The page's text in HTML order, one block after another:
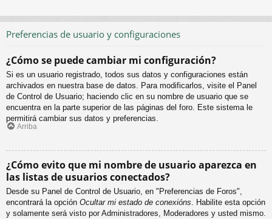
Preferencias de usuario y configuraciones
¿Cómo se puede cambiar mi configuración?
Si es un usuario registrado, todos sus datos y configuraciones están
archivados en nuestra base de datos. Para modificarlos, visite el Panel
de Control de Usuario; haciendo clic en su nombre de usuario que se
encuentra en la parte superior de las páginas del foro. Este sistema le
permitirá cambiar sus datos y preferencias.
Arriba
¿Cómo evito que mi nombre de usuario aparezca en
las listas de usuarios conectados?
Desde su Panel de Control de Usuario, en "Preferencias de Foros",
encontrará la opción Ocultar mi estado de conexións. Habilite esta opción
y solamente será visto por Administradores, Moderadores y usted mismo.